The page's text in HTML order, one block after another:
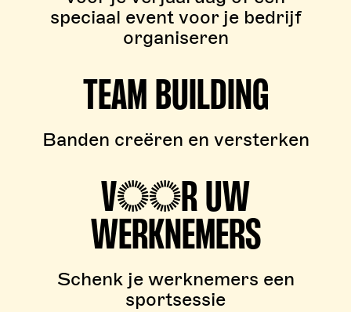
speciaal event voor je bedrijf
organiseren
TEAM BUILDING
Banden creëren en versterken
VOOR UW
WERKNEMERS
Schenk je werknemers een
sportsessie